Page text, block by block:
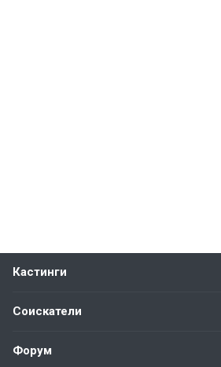
Кастинги
Соискатели
Форум